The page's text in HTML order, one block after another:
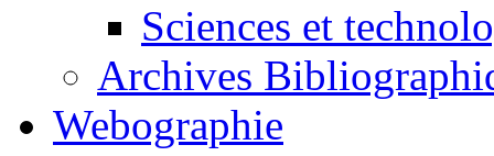
Sciences et
Archives
Webographie